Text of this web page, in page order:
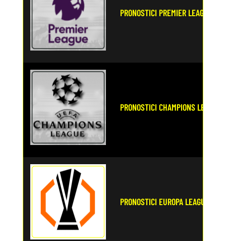
PRONOSTICI PREMIER LEAGUE
PRONOSTICI CHAMPIONS LEAGUE
PRONOSTICI EUROPA LEAGUE